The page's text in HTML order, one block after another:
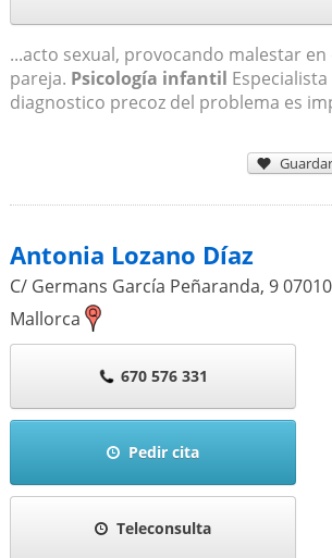
...acto sexual, provocando malestar
pareja. Psicología infantil
diagnostico precoz del problema es
Guardar
Antonia Lozano Díaz
C/ Germans García Peñaranda, 907010
Mallorca
670 576 331
Pedir cita
Teleconsulta